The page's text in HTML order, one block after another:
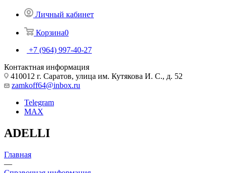
Личный кабинет
Корзина0
+7 (964) 997-40-27
Контактная информация
410012 г. Саратов, улица им. Кутякова И. С., д. 52
zamkoff64@inbox.ru
Telegram
MAX
ADELLI
Главная
—